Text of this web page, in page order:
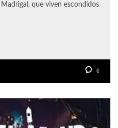
que viven escondidos
0